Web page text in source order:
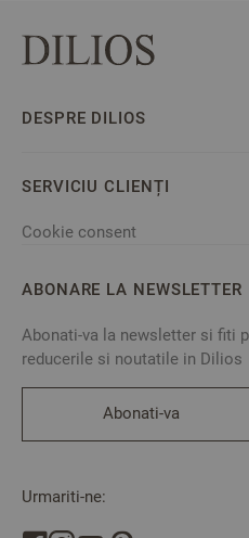
DESPRE DILIOS
SERVICIU CLIENȚI
Cookie consent
ABONARE LA NEWSLETTER
Abonati-va la newsletter si fiti
reducerile si noutatile in Dilios
Abonati-va
Urmariti-ne: